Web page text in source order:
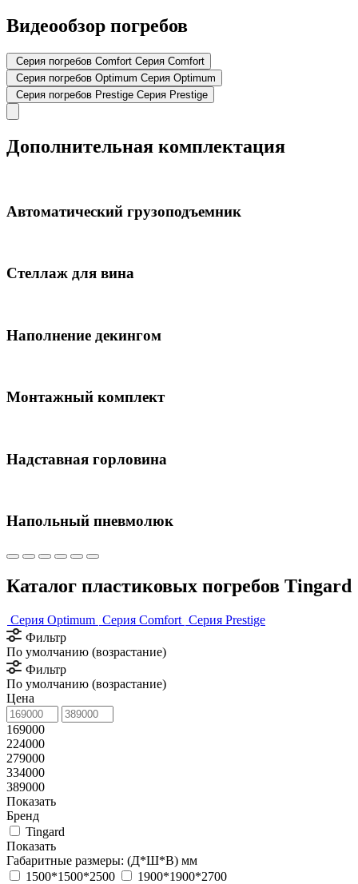
Видеообзор погребов
Серия погребов Comfort Серия Comfort
Серия погребов Optimum Серия Optimum
Серия погребов Prestige Серия Prestige
Дополнительная комплектация
Автоматический грузоподъемник
Стеллаж для вина
Наполнение декингом
Монтажный комплект
Надставная горловина
Напольный пневмолюк
Каталог пластиковых погребов Tingard
Серия Optimum Серия Comfort Серия Prestige
Фильтр
По умолчанию (возрастание)
Фильтр
По умолчанию (возрастание)
Цена
169000
224000
279000
334000
389000
Показать
Бренд
Tingard
Показать
Габаритные размеры: (Д*Ш*В) мм
1500*1500*2500
1900*1900*2700